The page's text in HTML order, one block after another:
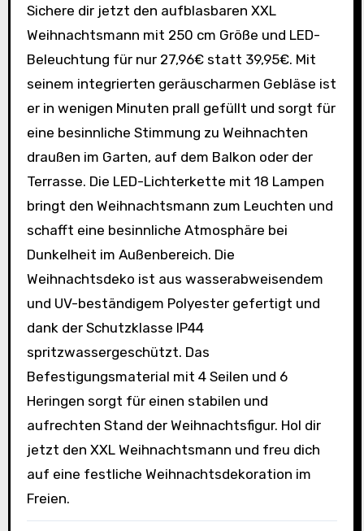
Sichere dir jetzt den aufblasbaren XXL
Weihnachtsmann mit 250 cm Größe und LED-
Beleuchtung für nur 27,96€ statt 39,95€. Mit
seinem integrierten geräuscharmen Gebläse ist
er in wenigen Minuten prall gefüllt und sorgt für
eine besinnliche Stimmung zu Weihnachten
draußen im Garten, auf dem Balkon oder der
Terrasse. Die LED-Lichterkette mit 18 Lampen
bringt den Weihnachtsmann zum Leuchten und
schafft eine besinnliche Atmosphäre bei
Dunkelheit im Außenbereich. Die
Weihnachtsdeko ist aus wasserabweisendem
und UV-beständigem Polyester gefertigt und
dank der Schutzklasse IP44
spritzwassergeschützt. Das
Befestigungsmaterial mit 4 Seilen und 6
Heringen sorgt für einen stabilen und
aufrechten Stand der Weihnachtsfigur. Hol dir
jetzt den XXL Weihnachtsmann und freu dich
auf eine festliche Weihnachtsdekoration im
Freien.